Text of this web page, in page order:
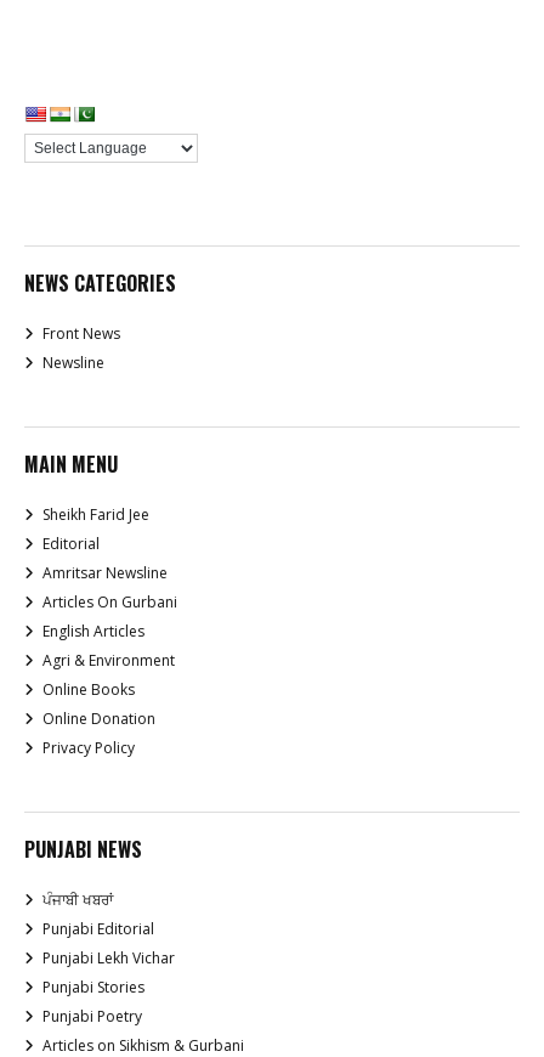
NEWS CATEGORIES
Front News
Newsline
MAIN MENU
Sheikh Farid Jee
Editorial
Amritsar Newsline
Articles On Gurbani
English Articles
Agri & Environment
Online Books
Online Donation
Privacy Policy
PUNJABI NEWS
ਪੰਜਾਬੀ ਖਬਰਾਂ
Punjabi Editorial
Punjabi Lekh Vichar
Punjabi Stories
Punjabi Poetry
Articles on Sikhism & Gurbani